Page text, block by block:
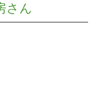
さん